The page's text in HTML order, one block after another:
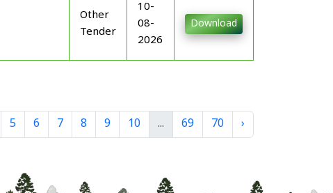
Other
Tender
10-
08-
2026
Download
5 6 7 8 9 10 ... 69 70 ›